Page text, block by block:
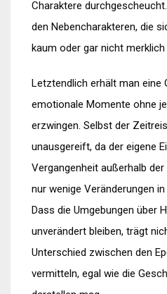
Charaktere
den Nebencharakteren, die
kaum oder gar nicht
Letztendlich erhält man eine
emotionale Momente ohne
erzwingen. Selbst der
unausgereift, da der eigene
Vergangenheit außerhalb
nur wenige Veränderungen
Dass die Umgebungen über
unverändert bleiben, trägt
Unterschied zwischen den
vermitteln, egal wie die